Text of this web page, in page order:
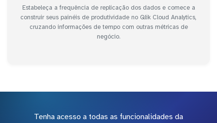
Estabeleça a frequência de replicação dos dados e comece a
construir seus painéis de produtividade no Qlik Cloud Analytics,
cruzando informações de tempo com outras métricas de
negócio.
Tenha acesso a todas as funcionalidades da